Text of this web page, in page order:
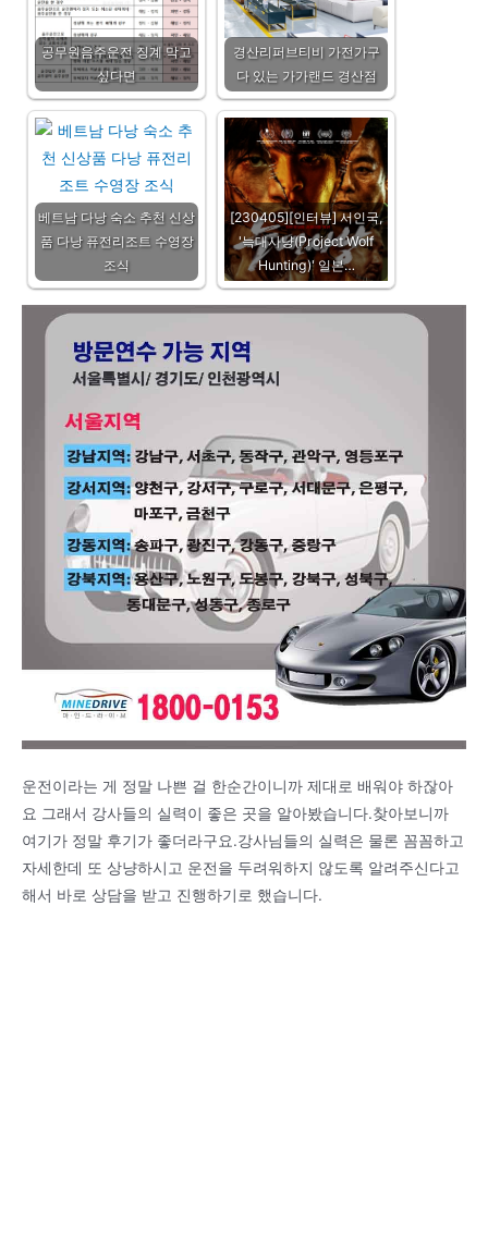
공무원음주운전 징계 막고
싶다면
경산리퍼브티비 가전가구
다 있는 가가랜드 경산점
베트남 다낭 숙소 추천 신상
품 다낭 퓨전리조트 수영장
조식
[230405][인터뷰] 서인국,
'늑대사냥(Project Wolf
Hunting)' 일본…
운전이라는 게 정말 나쁜 걸 한순간이니까 제대로 배워야 하잖아
요 그래서 강사들의 실력이 좋은 곳을 알아봤습니다.찾아보니까
여기가 정말 후기가 좋더라구요.강사님들의 실력은 물론 꼼꼼하고
자세한데 또 상냥하시고 운전을 두려워하지 않도록 알려주신다고
해서 바로 상담을 받고 진행하기로 했습니다.